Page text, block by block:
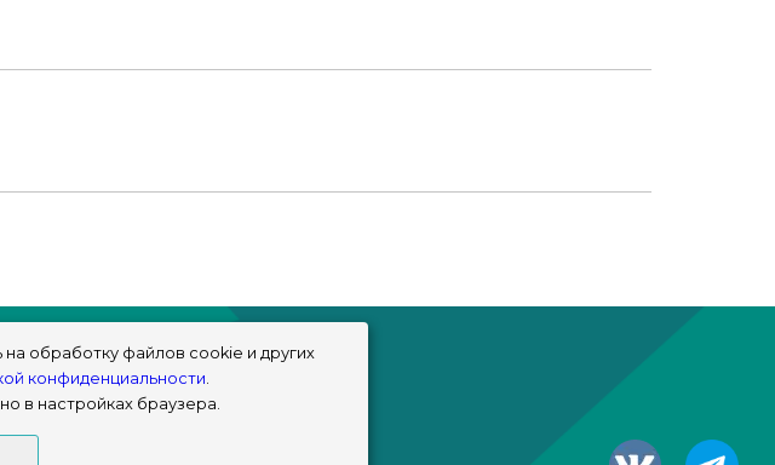
обработку файлов cookie и других
конфиденциальности.
в настройках браузера.